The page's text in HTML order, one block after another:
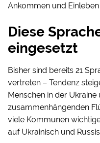
Ankommen und
Diese
eingesetzt
Bisher sind bereits 21
vertreten – Tendenz
Menschen in der
zusammenhängenden
viele Kommunen
auf Ukrainisch und